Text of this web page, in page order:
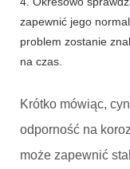
zapewnić jego
problem zostanie
na czas.
Krótko mówiąc,
odporność na
może zapewnić